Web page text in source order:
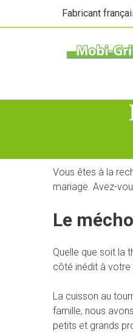
Fabricant
Vous êtes à la
mariage. Avez-
Le
Quelle que soit la
côté inédit à votre
La cuisson au
famille, nous
petits et grands